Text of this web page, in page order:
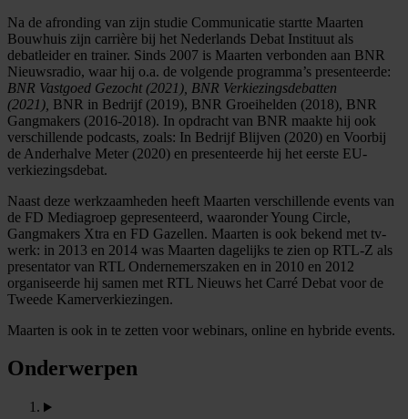
Na de afronding van zijn studie Communicatie startte Maarten
Bouwhuis zijn carrière bij het Nederlands Debat Instituut als
debatleider en trainer. Sinds 2007 is Maarten verbonden aan BNR
Nieuwsradio, waar hij o.a. de volgende programma’s presenteerde:
BNR Vastgoed Gezocht (2021), BNR Verkiezingsdebatten
(2021), BNR in Bedrijf (2019), BNR Groeihelden (2018), BNR
Gangmakers (2016-2018). In opdracht van BNR maakte hij ook
verschillende podcasts, zoals: In Bedrijf Blijven (2020) en Voorbij
de Anderhalve Meter (2020) en presenteerde hij het eerste EU-
verkiezingsdebat.
Naast deze werkzaamheden heeft Maarten verschillende events van
de FD Mediagroep gepresenteerd, waaronder Young Circle,
Gangmakers Xtra en FD Gazellen. Maarten is ook bekend met tv-
werk: in 2013 en 2014 was Maarten dagelijks te zien op RTL-Z als
presentator van RTL Ondernemerszaken en in 2010 en 2012
organiseerde hij samen met RTL Nieuws het Carré Debat voor de
Tweede Kamerverkiezingen.
Maarten is ook in te zetten voor webinars, online en hybride events.
Onderwerpen